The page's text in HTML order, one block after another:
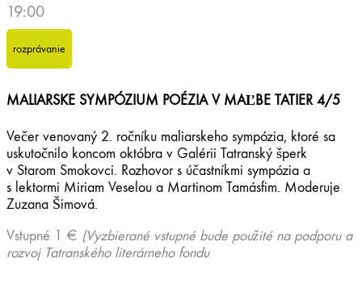
19:00
rozprávanie
MALIARSKE SYMPÓZIUM POÉZIA V MAĽBE TATIER 4/5
Večer venovaný 2. ročníku maliarskeho sympózia, ktoré sa
uskutočnilo koncom októbra v Galérii Tatranský šperk
v Starom Smokovci. Rozhovor s účastníkmi sympózia a
s lektormi Miriam Veselou a Martinom Tamásfim. Moderuje
Zuzana Šimová.
Vstupné 1 € (Vyzbierané vstupné bude použité na podporu a
rozvoj Tatranského literárneho fondu